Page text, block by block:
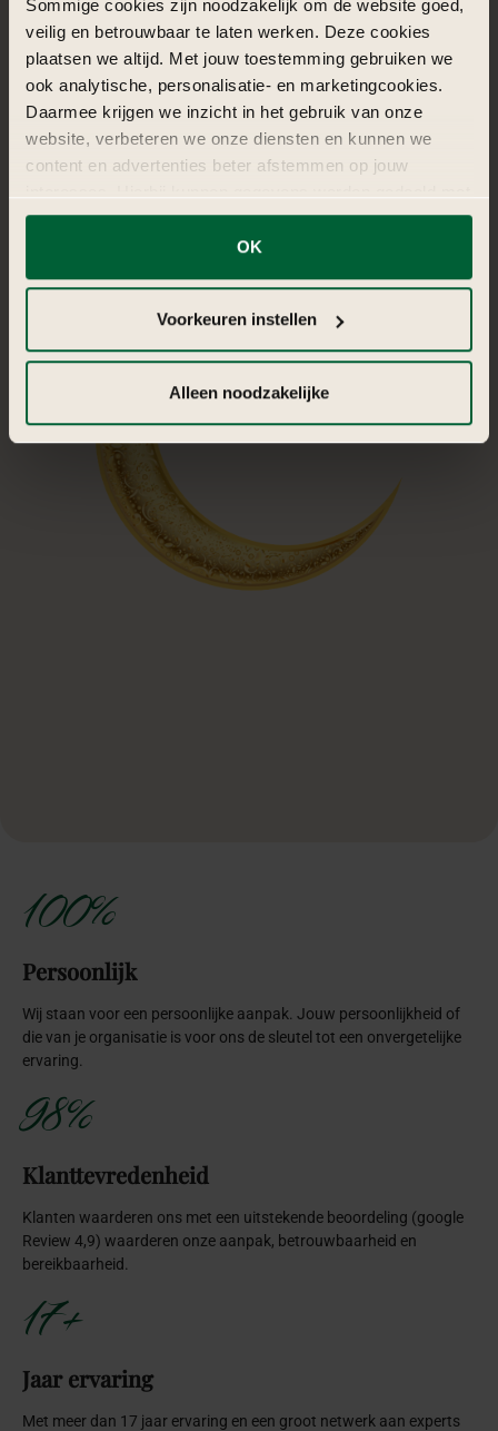
Sommige cookies zijn noodzakelijk om de website goed,
veilig en betrouwbaar te laten werken. Deze cookies
plaatsen we altijd. Met jouw toestemming gebruiken we
ook analytische, personalisatie- en marketingcookies.
Daarmee krijgen we inzicht in het gebruik van onze
website, verbeteren we onze diensten en kunnen we
content en advertenties beter afstemmen op jouw
externe partners.
Klik op ‘OK’ om alle cookies te accepteren. Kies ‘Alleen
staan. Via ‘Voorkeuren instellen’ kun je per categorie
kiezen welke cookies je accepteert. Je kunt je keuze op
informatie vind je inde kleine letters.
OK
Voorkeuren instellen
Alleen noodzakelijke
100%
Persoonlijk
Wij staan voor een persoonlijke aanpak. Jouw persoonlijkheid of
die van je organisatie is voor ons de sleutel tot een onvergetelijke
ervaring.
98%
Klanttevredenheid
Klanten waarderen ons met een uitstekende beoordeling (google
Review 4,9) waarderen onze aanpak, betrouwbaarheid en
bereikbaarheid.
17+
Jaar ervaring
Met meer dan 17 jaar ervaring en een groot netwerk aan experts